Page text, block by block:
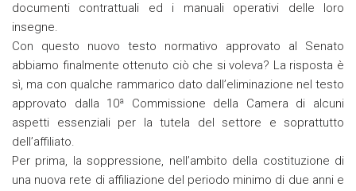
documenti contrattuali ed i manuali operativi delle loro
insegne.
Con questo nuovo testo normativo approvato al Senato
abbiamo finalmente ottenuto ciò che si voleva? La risposta è
sì, ma con qualche rammarico dato dall’eliminazione nel testo
approvato dalla 10ª Commissione della Camera di alcuni
aspetti essenziali per la tutela del settore e soprattutto
dell’affiliato.
Per prima, la soppressione, nell’ambito della costituzione di
una nuova rete di affiliazione del periodo minimo di due anni e